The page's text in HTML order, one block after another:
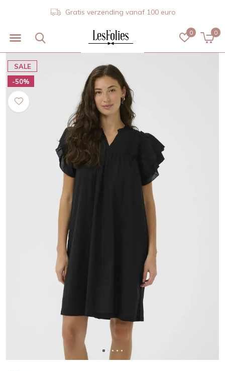
0 0
Gratis verzending vanaf 100 euro
SALE
-50%